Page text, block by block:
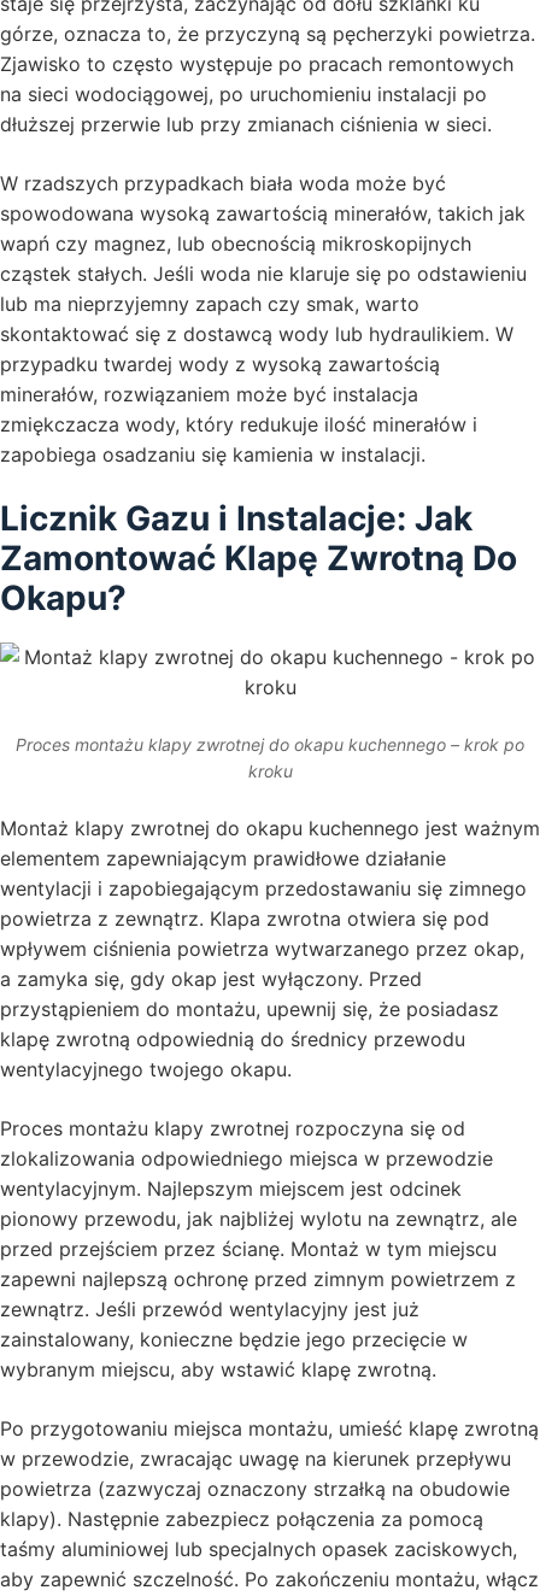
górze, oznacza to, że przyczyną są pęcherzyki powietrza.
Zjawisko to często występuje po pracach remontowych
na sieci wodociągowej, po uruchomieniu instalacji po
dłuższej przerwie lub przy zmianach ciśnienia w sieci.
W rzadszych przypadkach biała woda może być
spowodowana wysoką zawartością minerałów, takich jak
wapń czy magnez, lub obecnością mikroskopijnych
cząstek stałych. Jeśli woda nie klaruje się po odstawieniu
lub ma nieprzyjemny zapach czy smak, warto
skontaktować się z dostawcą wody lub hydraulikiem. W
przypadku twardej wody z wysoką zawartością
minerałów, rozwiązaniem może być instalacja
zmiękczacza wody, który redukuje ilość minerałów i
zapobiega osadzaniu się kamienia w instalacji.
Licznik Gazu i Instalacje: Jak
Zamontować Klapę Zwrotną Do
Okapu?
Proces montażu klapy zwrotnej do okapu kuchennego – krok po
kroku
Montaż klapy zwrotnej do okapu kuchennego jest ważnym
elementem zapewniającym prawidłowe działanie
wentylacji i zapobiegającym przedostawaniu się zimnego
powietrza z zewnątrz. Klapa zwrotna otwiera się pod
wpływem ciśnienia powietrza wytwarzanego przez okap,
a zamyka się, gdy okap jest wyłączony. Przed
przystąpieniem do montażu, upewnij się, że posiadasz
klapę zwrotną odpowiednią do średnicy przewodu
wentylacyjnego twojego okapu.
Proces montażu klapy zwrotnej rozpoczyna się od
zlokalizowania odpowiedniego miejsca w przewodzie
wentylacyjnym. Najlepszym miejscem jest odcinek
pionowy przewodu, jak najbliżej wylotu na zewnątrz, ale
przed przejściem przez ścianę. Montaż w tym miejscu
zapewni najlepszą ochronę przed zimnym powietrzem z
zewnątrz. Jeśli przewód wentylacyjny jest już
zainstalowany, konieczne będzie jego przecięcie w
wybranym miejscu, aby wstawić klapę zwrotną.
Po przygotowaniu miejsca montażu, umieść klapę zwrotną
w przewodzie, zwracając uwagę na kierunek przepływu
powietrza (zazwyczaj oznaczony strzałką na obudowie
klapy). Następnie zabezpiecz połączenia za pomocą
taśmy aluminiowej lub specjalnych opasek zaciskowych,
aby zapewnić szczelność. Po zakończeniu montażu, włącz